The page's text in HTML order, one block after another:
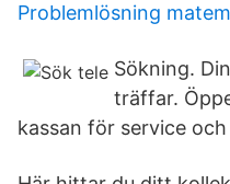
Problemlösning
Sökning.
träffar.
kassan för service